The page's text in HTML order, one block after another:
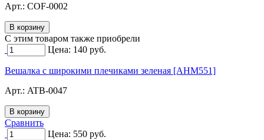
Арт.: COF-0002
C этим товаром также приобрели
Цена: 140 руб.
Вешалка с широкими плечиками зеленая [AHM551]
Арт.: ATB-0047
Сравнить
Цена: 550 руб.